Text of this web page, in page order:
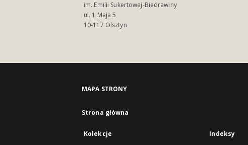
im. Emilii Sukertowej-Biedrawiny
ul. 1 Maja 5
10-117 Olsztyn
MAPA STRONY
Strona główna
Kolekcje Indeksy